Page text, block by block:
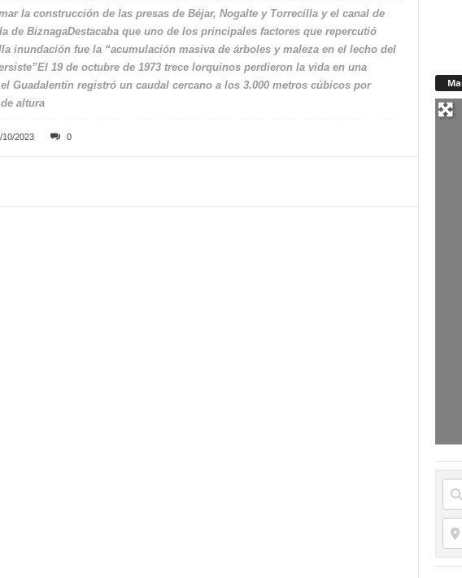
la construcción de las presas de Béjar, Nogalte y Torrecilla y el canal de
de BiznagaDestacaba que uno de los principales factores que repercutió
inundación fue la “acumulación masiva de árboles y maleza en el lecho del
19 de octubre de 1973 trece lorquinos perdieron la vida en una
Guadalentín registró un caudal cercano a los 3.000 metros cúbicos por
altura
10/2023 0